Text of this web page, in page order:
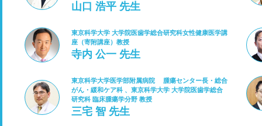
山口 浩平 先生
東京科学大学 大学院医歯学総合研究科女性健康医学講
座（寄附講座）教授
寺内 公一 先生
東京科学大学医学部附属病院 腫瘍センター長・総合
がん・緩和ケア科 、東京科学大学 大学院医歯学総合
研究科 臨床腫瘍学分野 教授
三宅 智 先生